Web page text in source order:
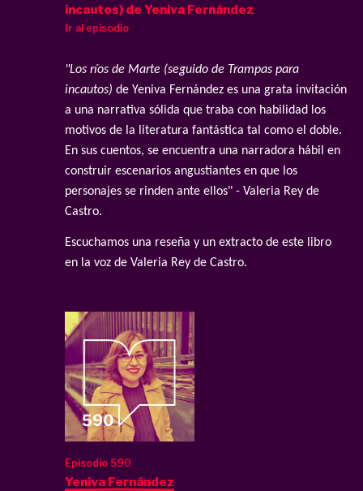
incautos) de Yeniva Fernández
Ir al episodio
"Los ríos de Marte (seguido de Trampas para
incautos) de Yeniva Fernández es una grata invitación
a una narrativa sólida que traba con habilidad los
motivos de la literatura fantástica tal como el doble.
En sus cuentos, se encuentra una narradora hábil en
construir escenarios angustiantes en que los
personajes se rinden ante ellos" - Valeria Rey de
Castro.
Escuchamos una reseña y un extracto de este libro
en la voz de Valeria Rey de Castro.
Episodio 590
Yeniva Fernández